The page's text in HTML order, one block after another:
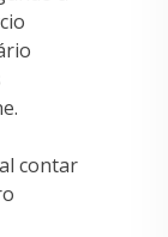
contar